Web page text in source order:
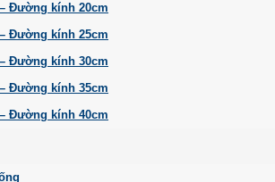
Đường kính 20cm
Đường kính 25cm
Đường kính 30cm
Đường kính 35cm
Đường kính 40cm